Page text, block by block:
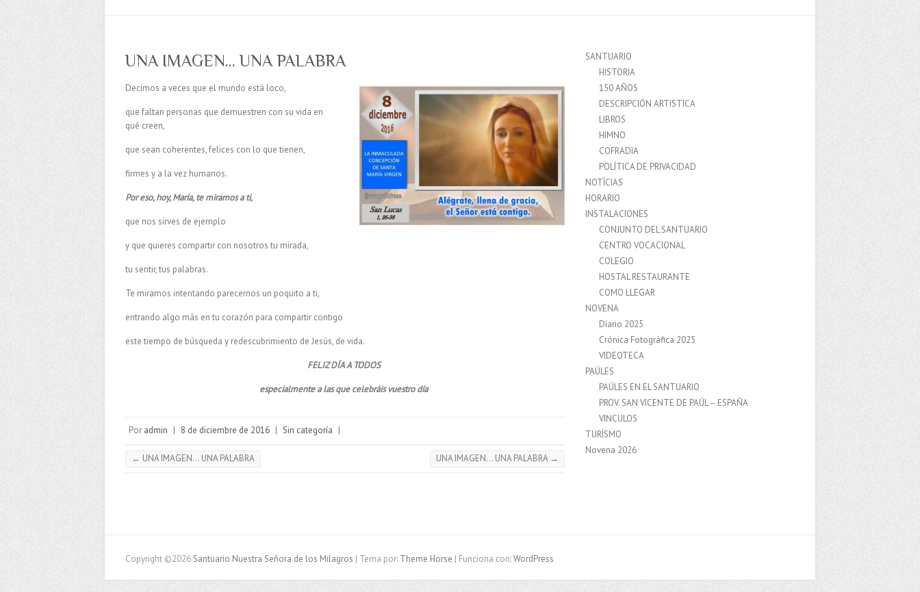
UNA IMAGEN… UNA PALABRA
Decimos a veces que el mundo está loco,
que faltan personas que demuestren con su vida en
qué creen,
que sean coherentes, felices con lo que tienen,
firmes y a la vez humanos.
Por eso, hoy, María, te miramos a ti,
que nos sirves de ejemplo
y que quieres compartir con nosotros tu mirada,
tu sentir, tus palabras.
Te miramos intentando parecernos un poquito a ti,
entrando algo más en tu corazón para compartir contigo
este tiempo de búsqueda y redescubrimiento de Jesús, de vida.
FELIZ DÍA A TODOS
especialmente a las que celebráis vuestro día
Por admin | 8 de diciembre de 2016 | Sin categoría |
← UNA IMAGEN… UNA PALABRA UNA IMAGEN… UNA PALABRA →
SANTUARIO
HISTORIA
150 AÑOS
DESCRIPCIÓN ARTISTICA
LIBROS
HIMNO
COFRADIA
POLÍTICA DE PRIVACIDAD
NOTÍCIAS
HORARIO
INSTALACIONES
CONJUNTO DEL SANTUARIO
CENTRO VOCACIONAL
COLEGIO
HOSTAL RESTAURANTE
COMO LLEGAR
NOVENA
Díario 2025
Crónica Fotográfica 2025
VIDEOTECA
PAÚLES
PAÚLES EN EL SANTUARIO
PROV. SAN VICENTE DE PAÚL – ESPAÑA
VINCULOS
TURÍSMO
Novena 2026
Copyright ©2026 Santuario Nuestra Señora de los Milagros | Tema por: Theme Horse | Funciona con:WordPress